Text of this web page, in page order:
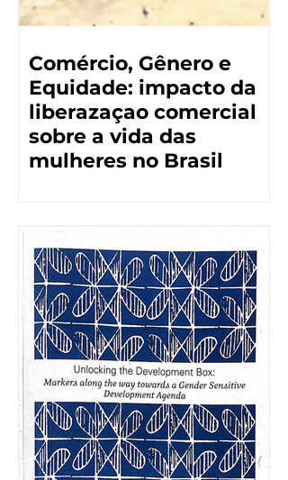
Comércio, Gênero e
Equidade: impacto da
liberazaçao comercial
sobre a vida das
mulheres no Brasil